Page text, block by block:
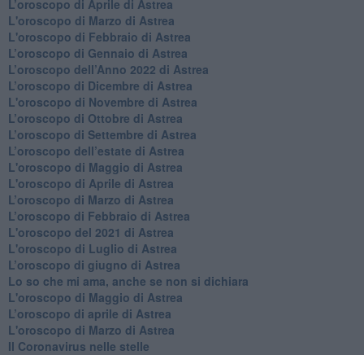
​L’oroscopo di Aprile di Astrea
L'oroscopo di Marzo di Astrea
L'oroscopo di Febbraio di Astrea
​L’oroscopo di Gennaio di Astrea
​L’oroscopo dell’Anno 2022 di Astrea
​L’oroscopo di Dicembre di Astrea
L'oroscopo di Novembre di Astrea
​L’oroscopo di Ottobre di Astrea
​L’oroscopo di Settembre di Astrea
L’oroscopo dell’estate di Astrea
L'oroscopo di Maggio di Astrea
L'oroscopo di Aprile di Astrea
​L’oroscopo di Marzo di Astrea
​L’oroscopo di Febbraio di Astrea
L'oroscopo del 2021 di Astrea
L'oroscopo di Luglio di Astrea
​L’oroscopo di giugno di Astrea
​Lo so che mi ama, anche se non si dichiara
L'oroscopo di Maggio di Astrea
​L’oroscopo di aprile di Astrea
L'oroscopo di Marzo di Astrea
Il Coronavirus nelle stelle